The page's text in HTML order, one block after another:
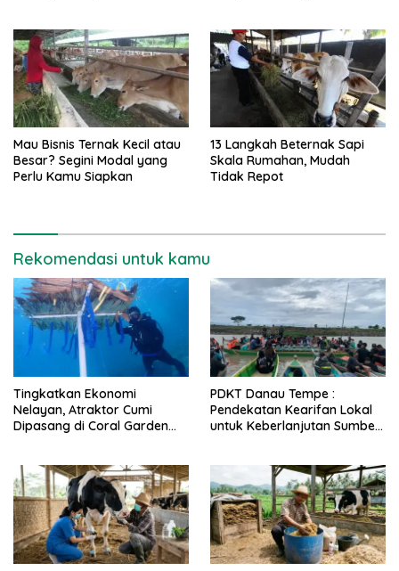
Mau Bisnis Ternak Kecil atau
Besar? Segini Modal yang
Perlu Kamu Siapkan
13 Langkah Beternak Sapi
Skala Rumahan, Mudah
Tidak Repot
Rekomendasi untuk kamu
Tingkatkan Ekonomi
Nelayan, Atraktor Cumi
Dipasang di Coral Garden
PDKT Danau Tempe :
Pendekatan Kearifan Lokal
untuk Keberlanjutan Sumber